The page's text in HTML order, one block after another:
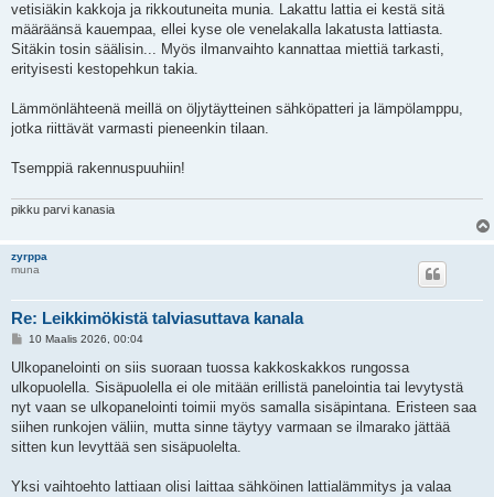
vetisiäkin kakkoja ja rikkoutuneita munia. Lakattu lattia ei kestä sitä
määräänsä kauempaa, ellei kyse ole venelakalla lakatusta lattiasta.
Sitäkin tosin säälisin... Myös ilmanvaihto kannattaa miettiä tarkasti,
erityisesti kestopehkun takia.
Lämmönlähteenä meillä on öljytäytteinen sähköpatteri ja lämpölamppu,
jotka riittävät varmasti pieneenkin tilaan.
Tsemppiä rakennuspuuhiin!
pikku parvi kanasia
zyrppa
muna
Re: Leikkimökistä talviasuttava kanala
V
e
t
i
10 Maalis 2026, 00:04
Ulkopanelointi on siis suoraan tuossa kakkoskakkos rungossa
ulkopuolella. Sisäpuolella ei ole mitään erillistä panelointia tai levytystä
nyt vaan se ulkopanelointi toimii myös samalla sisäpintana. Eristeen saa
siihen runkojen väliin, mutta sinne täytyy varmaan se ilmarako jättää
sitten kun levyttää sen sisäpuolelta.
Yksi vaihtoehto lattiaan olisi laittaa sähköinen lattialämmitys ja valaa